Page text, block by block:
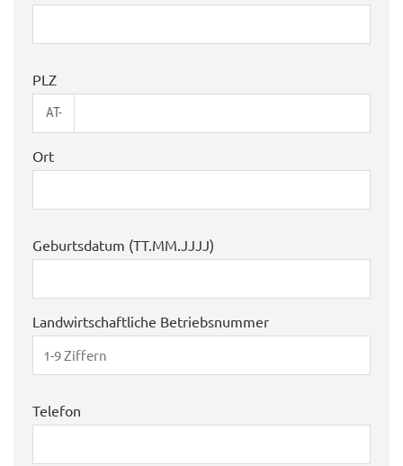
PLZ
AT-
Ort
Geburtsdatum (TT.MM.JJJJ)
Landwirtschaftliche Betriebsnummer
Telefon